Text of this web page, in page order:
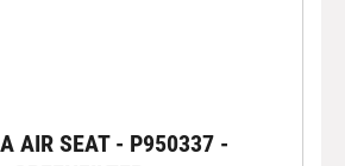
AIR SEAT - P950337 -